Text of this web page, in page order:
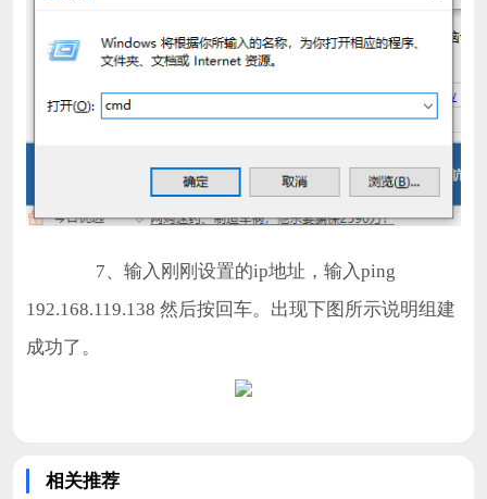
7、输入刚刚设置的ip地址，输入ping
192.168.119.138 然后按回车。出现下图所示说明组建
成功了。
相关推荐